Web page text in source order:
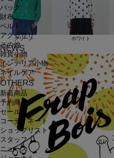
バッグ
財布
ベルト
アクセサリ
その他
雑貨小物
インテリア小物
ネイルケア
OTHERS
新着商品
予約商品
セール
コーディネート
ショップリスト
スタッフ
ニュース
グリーン ホワイト
NEWS